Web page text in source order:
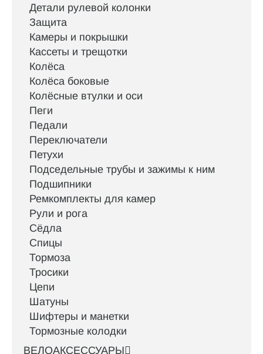
Детали рулевой колонки
Защита
Камеры и покрышки
Кассеты и трещотки
Колёса
Колёса боковые
Колёсные втулки и оси
Пеги
Педали
Переключатели
Петухи
Подседельные трубы и зажимы к ним
Подшипники
Ремкомплекты для камер
Рули и рога
Сёдла
Спицы
Тормоза
Тросики
Цепи
Шатуны
Шифтеры и манетки
Тормозные колодки
ВЕЛОАКСЕССУАРЫ